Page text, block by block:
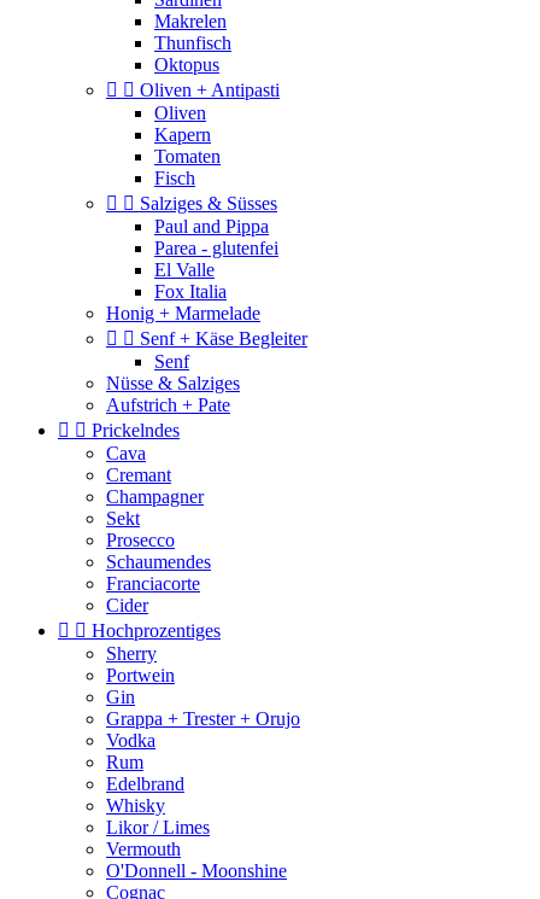
Makrelen
Thunfisch
Oktopus
  Oliven + Antipasti
Oliven
Kapern
Tomaten
Fisch
  Salziges & Süsses
Paul and Pippa
Parea - glutenfei
El Valle
Fox Italia
Honig + Marmelade
  Senf + Käse Begleiter
Senf
Nüsse & Salziges
Aufstrich + Pate
  Prickelndes
Cava
Cremant
Champagner
Sekt
Prosecco
Schaumendes
Franciacorte
Cider
  Hochprozentiges
Sherry
Portwein
Gin
Grappa + Trester + Orujo
Vodka
Rum
Edelbrand
Whisky
Likor / Limes
Vermouth
O'Donnell - Moonshine
Cognac